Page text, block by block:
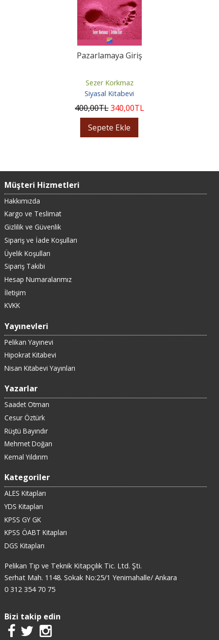
Pazarlamaya Giriş
Sezer Korkmaz
Siyasal Kitabevi
400,00TL340,00TL
Sepete Ekle
Müşteri Hizmetleri
Hakkımızda
Kargo ve Teslimat
Gizlilik ve Güvenlik
Sipariş ve İade Koşulları
Üyelik Koşulları
Sipariş Takibi
Hesap Numaralarımız
İletişim
KVKK
Yayınevleri
Pelikan Yayınevi
Hipokrat Kitabevi
Nisan Kitabevi Yayınları
Yazarlar
Saadet Otman
Cesur Öztürk
Rüştü Bayındır
Mehmet Doğan
Kemal Yıldırım
Kategoriler
ALES Kitapları
YDS Kitapları
KPSS GY GK
KPSS ÖABT Kitapları
DGS Kitapları
Pelikan Tıp ve Teknik Kitapçılık Tic. Ltd. Şti.
Serhat Mah. 1148. Sokak No:25/1 Yenimahalle/ Ankara
0 312 354 70 75
Bizi takip edin